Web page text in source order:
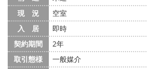
現 況
空室
入 居
即時
契約期間
2年
取引態様
一般媒介